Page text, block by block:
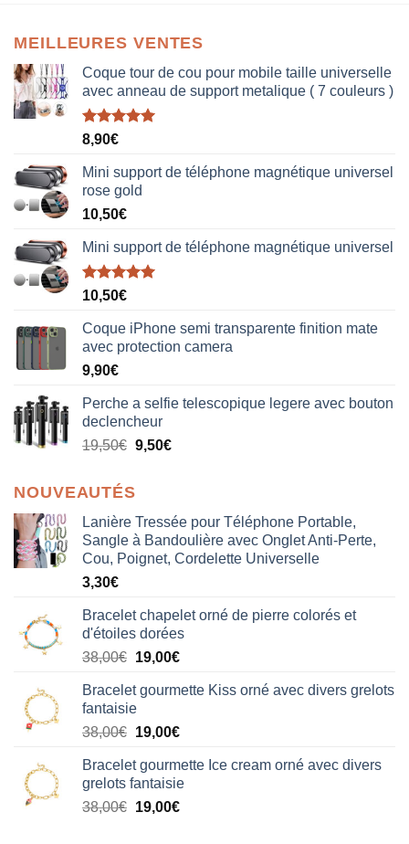
MEILLEURES VENTES
Coque tour de cou pour mobile taille universelle
avec anneau de support metalique ( 7 couleurs )
Note5.00
8,90€
Mini support de téléphone magnétique universel
rose gold
10,50€
Mini support de téléphone magnétique universel
Note5.00
10,50€
Coque iPhone semi transparente finition mate
avec protection camera
9,90€
Perche a selfie telescopique legere avec bouton
declencheur
19,50€ 9,50€
NOUVEAUTÉS
Lanière Tressée pour Téléphone Portable,
Sangle à Bandoulière avec Onglet Anti-Perte,
Cou, Poignet, Cordelette Universelle
3,30€
Bracelet chapelet orné de pierre colorés et
d'étoiles dorées
38,00€ Le
initial
était :
38,00€.
19,00€Le
actuel
19,00€.
Bracelet gourmette Kiss orné avec divers grelots
fantaisie
38,00€ Le
initial
était :
38,00€.
19,00€Le
actuel
est :
19,00€.
Bracelet gourmette Ice cream orné avec divers
grelots fantaisie
38,00€ Le
19,00€Le